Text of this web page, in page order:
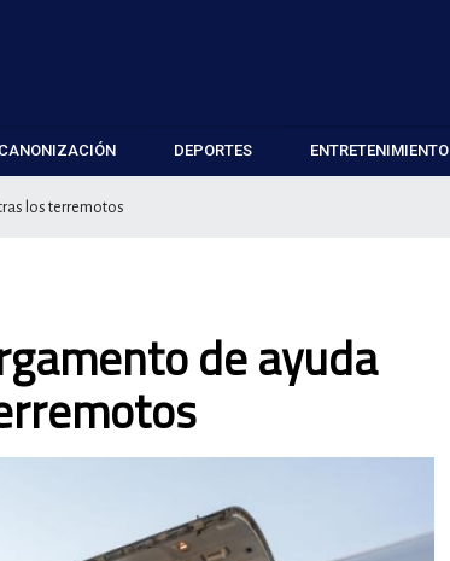
CANONIZACIÓN DEPORTES ENTRETENIMIENTO
los terremotos
de ayuda